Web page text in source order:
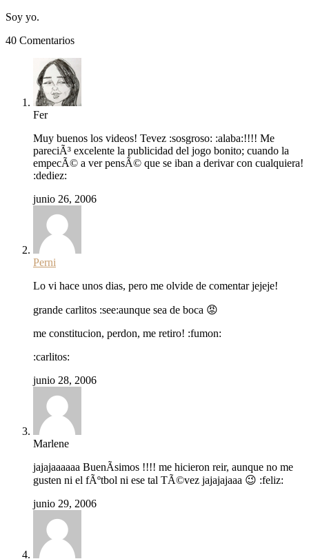
Soy yo.
40 Comentarios
Fer
Muy buenos los videos! Tevez :sosgroso: :alaba:!!!! Me
pareciÃ³ excelente la publicidad del jogo bonito; cuando la
empecÃ© a ver pensÃ© que se iban a derivar con cualquiera!
:dediez:
junio 26, 2006
Perni
Lo vi hace unos dias, pero me olvide de comentar jejeje!
grande carlitos :see:aunque sea de boca 😡
me constitucion, perdon, me retiro! :fumon:
:carlitos:
junio 28, 2006
Marlene
jajajaaaaaa BuenÃ­simos !!!! me hicieron reir, aunque no me
gusten ni el fÃºtbol ni ese tal TÃ©vez jajajajaaa 😉 :feliz:
junio 29, 2006